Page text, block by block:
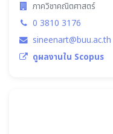
ภาควิชาคณิตศาสตร์
0 3810 3176
sineenart@buu.ac.th
ดูผลงานใน Scopus